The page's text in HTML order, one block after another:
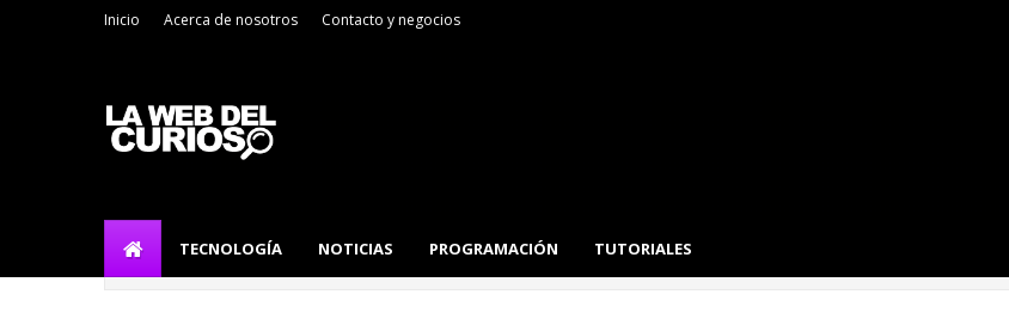
Inicio Acerca de nosotros Contacto y negocios
TECNOLOGÍA NOTICIAS PROGRAMACIÓN TUTORIALES